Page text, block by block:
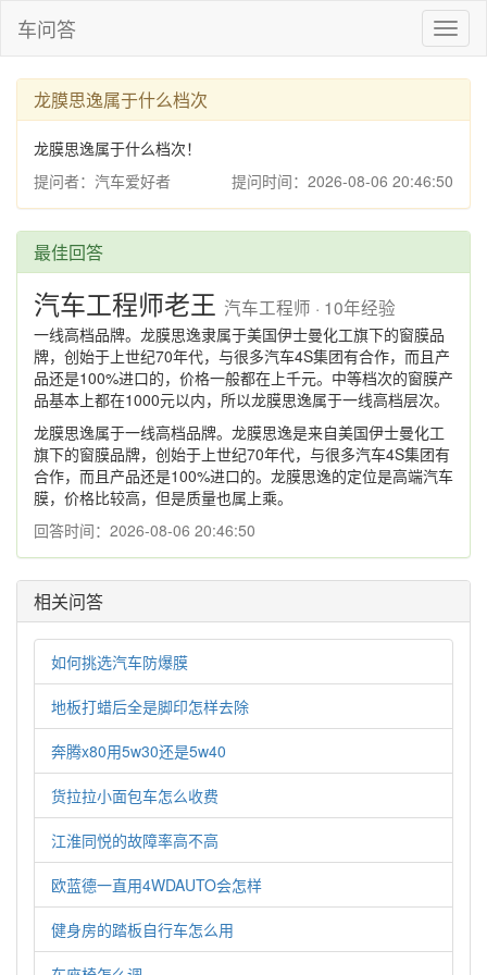
车问答
龙膜思逸属于什么档次
龙膜思逸属于什么档次！
提问者：汽车爱好者
提问时间：2026-08-06 20:46:50
最佳回答
汽车工程师老王 汽车工程师 · 10年经验
一线高档品牌。龙膜思逸隶属于美国伊士曼化工旗下的窗膜品
牌，创始于上世纪70年代，与很多汽车4S集团有合作，而且产
品还是100%进口的，价格一般都在上千元。中等档次的窗膜产
品基本上都在1000元以内，所以龙膜思逸属于一线高档层次。
龙膜思逸属于一线高档品牌。龙膜思逸是来自美国伊士曼化工
旗下的窗膜品牌，创始于上世纪70年代，与很多汽车4S集团有
合作，而且产品还是100%进口的。龙膜思逸的定位是高端汽车
膜，价格比较高，但是质量也属上乘。
回答时间：2026-08-06 20:46:50
相关问答
如何挑选汽车防爆膜
地板打蜡后全是脚印怎样去除
奔腾x80用5w30还是5w40
货拉拉小面包车怎么收费
江淮同悦的故障率高不高
欧蓝德一直用4WDAUTO会怎样
健身房的踏板自行车怎么用